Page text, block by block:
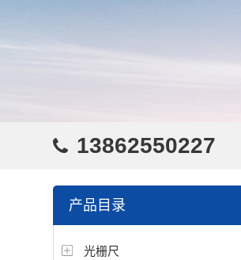
13862550227
产品目录
光栅尺